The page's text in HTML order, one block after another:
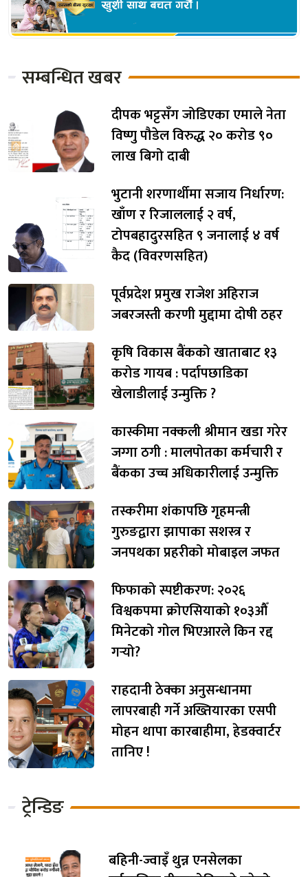
सम्बन्धित खबर
दीपक भट्टसँग जोडिएका एमाले नेता
विष्णु पौडेल विरुद्ध २० करोड ९०
लाख बिगो दाबी
भुटानी शरणार्थीमा सजाय निर्धारण:
खाँण र रिजाललाई २ वर्ष,
टोपबहादुरसहित ९ जनालाई ४ वर्ष
कैद (विवरणसहित)
पूर्वप्रदेश प्रमुख राजेश अहिराज
जबरजस्ती करणी मुद्दामा दोषी ठहर
कृषि विकास बैंकको खाताबाट १३
करोड गायब : पर्दापछाडिका
खेलाडीलाई उन्मुक्ति ?
कास्कीमा नक्कली श्रीमान खडा गरेर
जग्गा ठगी : मालपोतका कर्मचारी र
बैंकका उच्च अधिकारीलाई उन्मुक्ति
तस्करीमा शंकापछि गृहमन्त्री
गुरुङद्वारा झापाका सशस्त्र र
जनपथका प्रहरीको मोबाइल जफत
फिफाको स्पष्टीकरण: २०२६
विश्वकपमा क्रोएसियाको १०३औँ
मिनेटको गोल भिएआरले किन रद्द
गर्‍यो?
राहदानी ठेक्का अनुसन्धानमा
लापरबाही गर्ने अख्तियारका एसपी
मोहन थापा कारबाहीमा, हेडक्वार्टर
तानिए !
ट्रेन्डिङ
बहिनी-ज्वाइँ थुन्न एनसेलका